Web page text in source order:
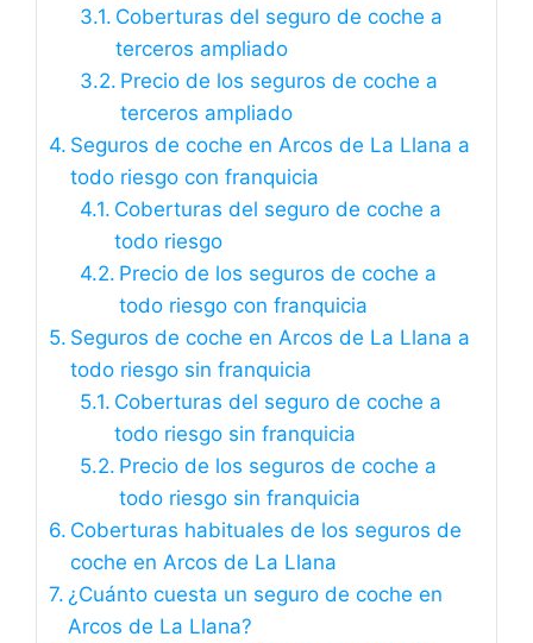
Coberturas del seguro de coche a
terceros ampliado
Precio de los seguros de coche a
terceros ampliado
Seguros de coche en Arcos de La Llana a
todo riesgo con franquicia
Coberturas del seguro de coche a
todo riesgo
Precio de los seguros de coche a
todo riesgo con franquicia
Seguros de coche en Arcos de La Llana a
todo riesgo sin franquicia
Coberturas del seguro de coche a
todo riesgo sin franquicia
Precio de los seguros de coche a
todo riesgo sin franquicia
Coberturas habituales de los seguros de
coche en Arcos de La Llana
¿Cuánto cuesta un seguro de coche en
Arcos de La Llana?